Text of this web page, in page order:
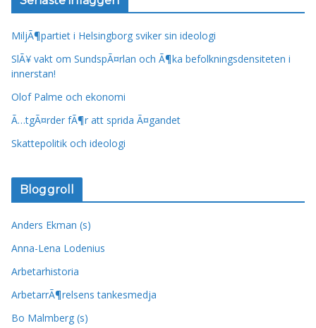
MiljÃ¶partiet i Helsingborg sviker sin ideologi
SlÃ¥ vakt om SundspÃ¤rlan och Ã¶ka befolkningsdensiteten i
innerstan!
Olof Palme och ekonomi
Ã…tgÃ¤rder fÃ¶r att sprida Ã¤gandet
Skattepolitik och ideologi
Bloggroll
Anders Ekman (s)
Anna-Lena Lodenius
Arbetarhistoria
ArbetarrÃ¶relsens tankesmedja
Bo Malmberg (s)